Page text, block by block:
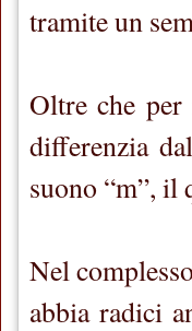
tramite un
Oltre che per
differenzia
suono “m”, il
Nel
abbia radici